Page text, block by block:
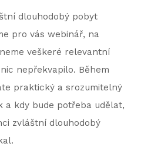
dlouhodobý pobyt
pro vás webinář, na
veškeré relevantní
nepřekvapilo. Během
praktický a srozumitelný
a kdy bude potřeba udělat,
zvláštní dlouhodobý